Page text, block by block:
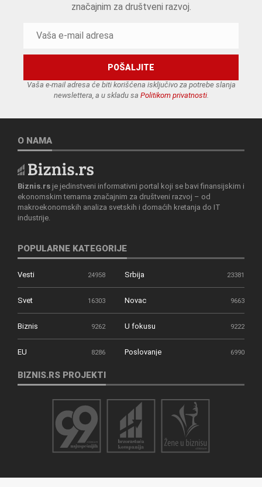
značajnim za društveni razvoj.
Vaša e-mail adresa će biti korišćena isključivo za potrebe slanja
newslettera, a u skladu sa Politikom privatnosti.
O NAMA
Biznis.rs je jedinstveni informativni portal koji se bavi finansijskim i
ekonomskim temama značajnim za društveni razvoj – od
makroekonomskih analiza svetskih i domaćih kretanja do IT
industrije.
POPULARNE KATEGORIJE
Vesti 24958 Srbija 23381
Svet 16303 Novac 9663
Biznis 9262 U fokusu 9222
EU 8286 Poslovanje 6990
BIZNIS.RS PROJEKTI